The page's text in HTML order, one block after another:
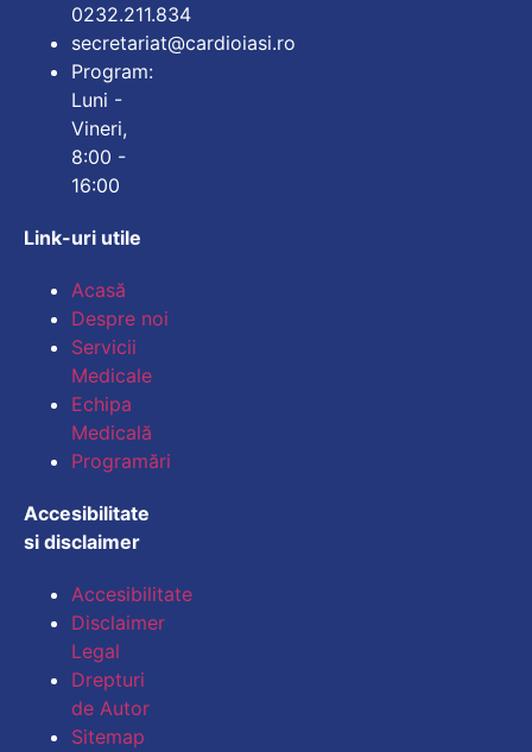
0232.211.834
secretariat@cardioiasi.ro
Program:
Luni -
Vineri,
8:00 -
16:00
Link-uri utile
Acasă
Despre noi
Servicii
Medicale
Echipa
Medicală
Programări
Accesibilitate
si disclaimer
Accesibilitate
Disclaimer
Legal
Drepturi
de Autor
Sitemap